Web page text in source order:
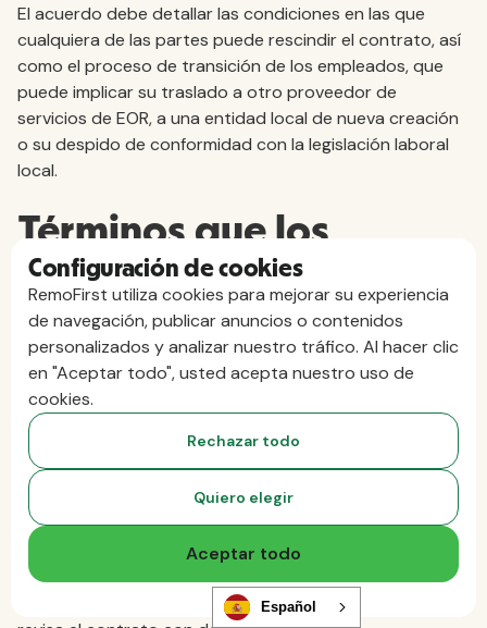
El acuerdo debe detallar las condiciones en las que
cualquiera de las partes puede rescindir el contrato, así
como el proceso de transición de los empleados, que
puede implicar su traslado a otro proveedor de
servicios de EOR, a una entidad local de nueva creación
o su despido de conformidad con la legislación laboral
local.
Términos que los
equipos financieros
deben analizar
detenidamente
Modelos de fijación de precios y
costes totales de personal
Las estructuras de precios de los servicios de selección
de personal varían considerablemente de un proveedor
a otro, y la diferencia entre la tarifa anunciada y el coste
real de la contratación puede ser considerable si no se
Configuración de cookies
RemoFirst utiliza cookies para mejorar su experiencia
de navegación, publicar anuncios o contenidos
personalizados y analizar nuestro tráfico. Al hacer clic
en "Aceptar todo", usted acepta nuestro uso de
cookies.
Rechazar todo
Quiero elegir
Aceptar todo
Español